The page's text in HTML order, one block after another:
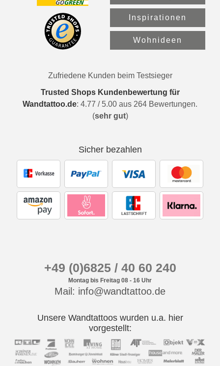
Inspirationen
Wohnideen
Zufriedene Kunden beim Testsieger
Trusted Shops Kundenbewertung für
Wandtattoo.de: 4.77 / 5.00 aus 264 Bewertungen.
(sehr gut)
Sicher bezahlen
+49 (0)6825 / 40 60 240
Montag bis Freitag 08 - 16 Uhr
Mail: info@wandtattoo.de
Unsere Wandtattoos wurden u.a. hier
vorgestellt: